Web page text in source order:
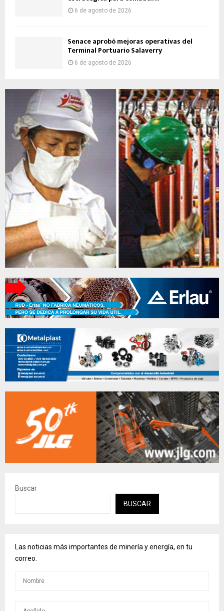
6 de agosto de 2026
Senace aprobó mejoras operativas del
Terminal Portuario Salaverry
6 de agosto de 2026
Buscar
BUSCAR
Las noticias más importantes de minería y energía, en tu
correo.